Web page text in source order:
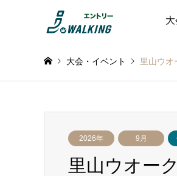
大会・イベント 里山ウ
2026年 9月
里山ウオー